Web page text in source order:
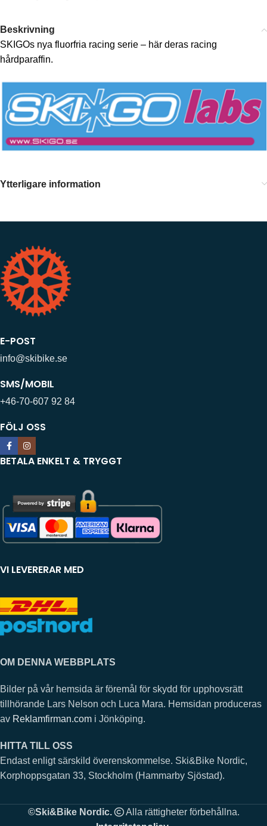
Beskrivning
SKIGOs nya fluorfria racing serie – här deras racing
hårdparaffin.
Ytterligare information
E-POST
info@skibike.se
SMS/MOBIL
+46-70-607 92 84
FÖLJ OSS
BETALA ENKELT & TRYGGT
VI LEVERERAR MED
OM DENNA WEBBPLATS
Bilder på vår hemsida är föremål för skydd för upphovsrätt
tillhörande Lars Nelson och Luca Mara. Hemsidan produceras
av Reklamfirman.com i Jönköping.
HITTA TILL OSS
Endast enligt särskild överenskommelse. Ski&Bike Nordic,
Korphoppsgatan 33, Stockholm (Hammarby Sjöstad).
©Ski&Bike Nordic.
Alla rättigheter förbehållna.